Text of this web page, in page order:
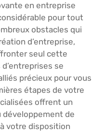
en entreprise
pour tout
obstacles qui
d’entreprise,
seul cette
se
précieux pour vous
étapes de votre
offrent un
développement de
votre disposition